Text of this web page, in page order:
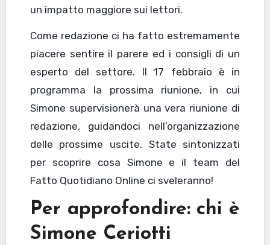
un impatto maggiore sui lettori.
Come redazione ci ha fatto estremamente
piacere sentire il parere ed i consigli di un
esperto del settore. Il 17 febbraio è in
programma la prossima riunione, in cui
Simone supervisionerà una vera riunione di
redazione, guidandoci nell’organizzazione
delle prossime uscite. State sintonizzati
per scoprire cosa Simone e il team del
Fatto Quotidiano Online ci sveleranno!
Per approfondire: chi è
Simone Ceriotti